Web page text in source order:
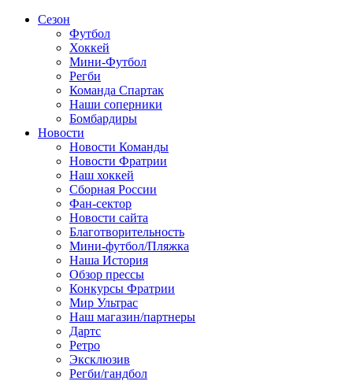
Сезон
Футбол
Хоккей
Мини-Футбол
Регби
Команда Спартак
Наши соперники
Бомбардиры
Новости
Новости Команды
Новости Фратрии
Наш хоккей
Сборная России
Фан-cектор
Новости сайта
Благотворительность
Мини-футбол/Пляжка
Наша История
Обзор прессы
Конкурсы Фратрии
Мир Ультрас
Наш магазин/партнеры
Дартс
Ретро
Эксклюзив
Регби/гандбол